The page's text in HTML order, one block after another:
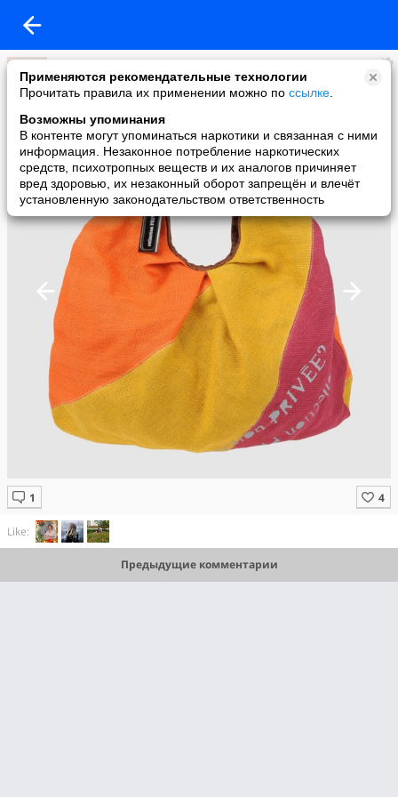
Применяются рекомендательные технологии
Прочитать правила их применении можно по ссылке
Возможны упоминания
В контенте могут упоминаться наркотики и связанная с ними
информация. Незаконное потребление наркотических
средств, психотропных веществ и их аналогов причиняет
вред здоровью, их незаконный оборот запрещён и влечёт
установленную законодательством ответственность
Светлана
added a photo
28 Aug в 13:37
Like:
Предыдущие комментарии